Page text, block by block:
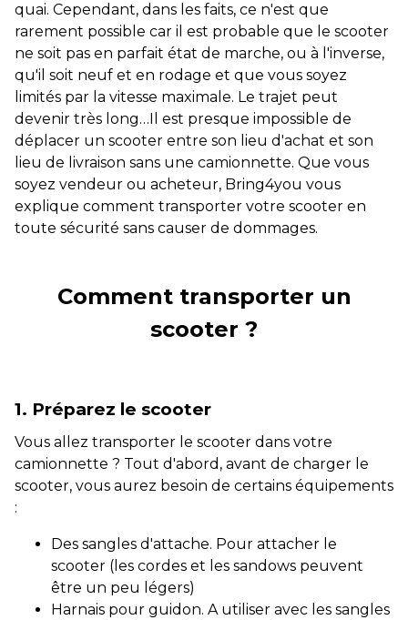
quai. Cependant, dans les faits, ce n'est que
rarement possible car il est probable que le scooter
ne soit pas en parfait état de marche, ou à l'inverse,
qu'il soit neuf et en rodage et que vous soyez
limités par la vitesse maximale. Le trajet peut
devenir très long…Il est presque impossible de
déplacer un scooter entre son lieu d'achat et son
lieu de livraison sans une camionnette. Que vous
soyez vendeur ou acheteur, Bring4you vous
explique comment transporter votre scooter en
toute sécurité sans causer de dommages.
Comment transporter un
scooter ?
1. Préparez le scooter
Vous allez transporter le scooter dans votre
camionnette ? Tout d'abord, avant de charger le
scooter, vous aurez besoin de certains équipements
:
Des sangles d'attache. Pour attacher le
scooter (les cordes et les sandows peuvent
être un peu légers)
Harnais pour guidon. A utiliser avec les sangles